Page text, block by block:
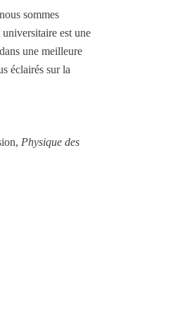
sommes
est une
une meilleure
éclairés sur la
Physique des